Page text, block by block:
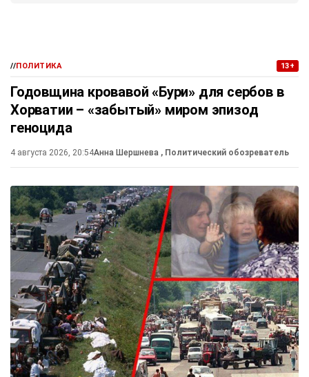
//ПОЛИТИКА 13+
Годовщина кровавой «Бури» для сербов в
Хорватии – «забытый» миром эпизод
геноцида
4 августа 2026, 20:54Анна Шершнева , Политический обозреватель